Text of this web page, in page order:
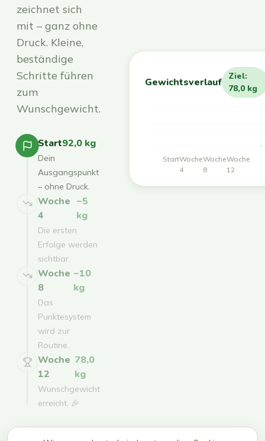
zeichnet sich
mit – ganz ohne
Druck. Kleine,
beständige
Schritte führen
zum
Wunschgewicht.
Start92,0 kg
Dein
Ausgangspunkt
– ohne Druck.
Woche
4
−5
kg
Die ersten
Erfolge werden
sichtbar.
Woche
8
−10
kg
Das
Punktesystem
wird zur
Routine.
Woche
12
78,0
kg
Wunschgewicht
erreicht. 🎉
Gewichtsverlauf
Ziel:
78,0 kg
StartWoche
4
Woche
8
Woche
12